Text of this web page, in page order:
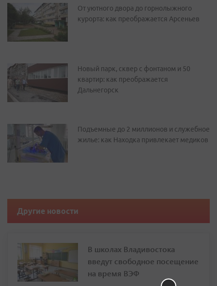
От уютного двора до горнолыжного
курорта: как преображается Арсеньев
Новый парк, сквер с фонтаном и 50
квартир: как преображается
Дальнегорск
Подъемные до 2 миллионов и служебное
жилье: как Находка привлекает медиков
Другие новости
В школах Владивостока
введут свободное посещение
на время ВЭФ